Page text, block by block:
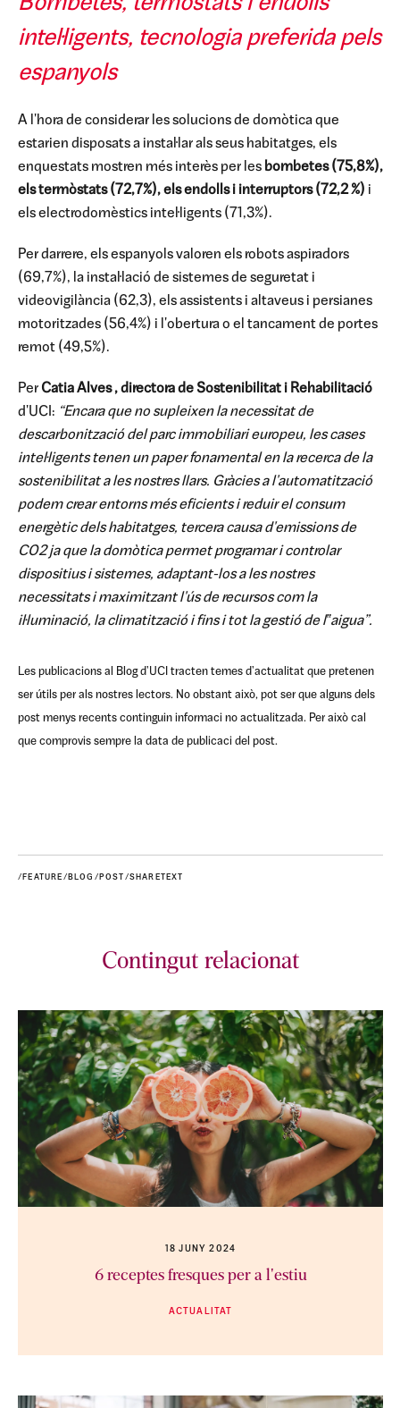
intel·ligents, tecnologia preferida pels
espanyols
A l'hora de considerar les solucions de domòtica que
estarien disposats a instal·lar als seus habitatges, els
enquestats mostren més interès per les bombetes (75,8%),
els termòstats (72,7%), els endolls i interruptors (72,2 %) i
els electrodomèstics intel·ligents (71,3%).
Per darrere, els espanyols valoren els robots aspiradors
(69,7%), la instal·lació de sistemes de seguretat i
videovigilància (62,3), els assistents i altaveus i persianes
motoritzades (56,4%) i l'obertura o el tancament de portes
remot (49,5%).
Per Catia Alves, directora de Sostenibilitat i Rehabilitació
d'UCI: “Encara que no supleixen la necessitat de
descarbonització del parc immobiliari europeu, les cases
intel·ligents tenen un paper fonamental en la recerca de la
sostenibilitat a les nostres llars. Gràcies a l'automatització
podem crear entorns més eficients i reduir el consum
energètic dels habitatges, tercera causa d'emissions de
CO2 ja que la domòtica permet programar i controlar
dispositius i sistemes, adaptant-los a les nostres
necessitats i maximitzant l'ús de recursos com la
il·luminació, la climatització i fins i tot la gestió de l‟aigua”.
Les publicacions al Blog d'UCI tracten temes d'actualitat que pretenen
ser útils per als nostres lectors. No obstant això, pot ser que alguns dels
post menys recents continguin informaci no actualitzada. Per això cal
que comprovis sempre la data de publicaci del post.
/FEATURE/BLOG/POST/SHARETEXT
Contingut relacionat
18 JUNY 2024
6 receptes fresques per a l'estiu
ACTUALITAT